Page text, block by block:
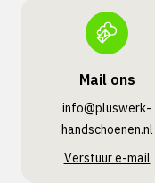
Mail ons
info@pluswerk­
handschoenen.nl
Verstuur e-mail